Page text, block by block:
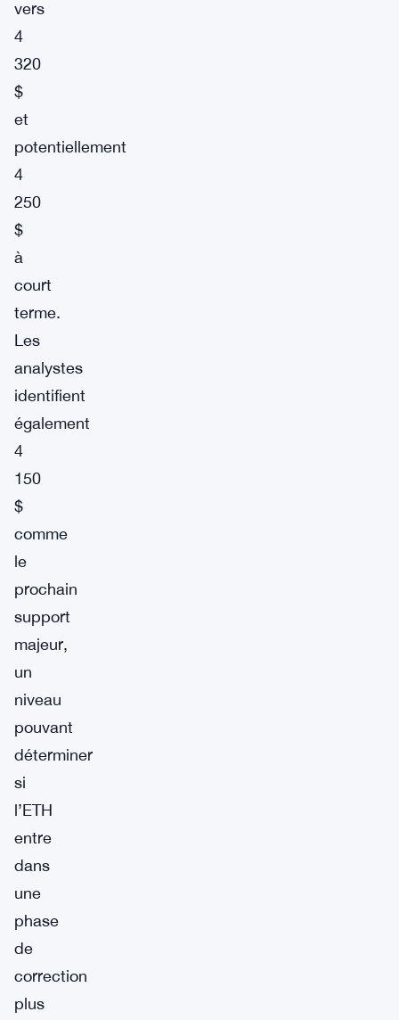
vers
4
320
$
et
potentiellement
4
250
$
à
court
terme.
Les
analystes
identifient
également
4
150
$
comme
le
prochain
support
majeur,
un
niveau
pouvant
déterminer
si
l’ETH
entre
dans
une
phase
de
correction
plus